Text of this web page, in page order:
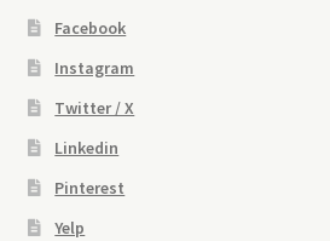
Facebook
Instagram
Twitter / X
Linkedin
Pinterest
Yelp